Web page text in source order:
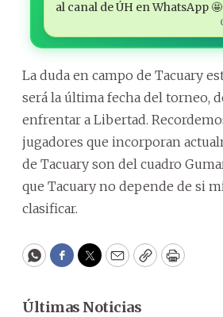
al canal de ÚH en WhatsApp 🤩
La duda en campo de Tacuary
será la última fecha del torneo,
enfrentar a Libertad.
jugadores que incorporan
de Tacuary son del cuadro
que Tacuary no depende de si
clasificar.
WhatsApp
Facebook
Twitter
EmailCopyPrint
Últimas Noticias